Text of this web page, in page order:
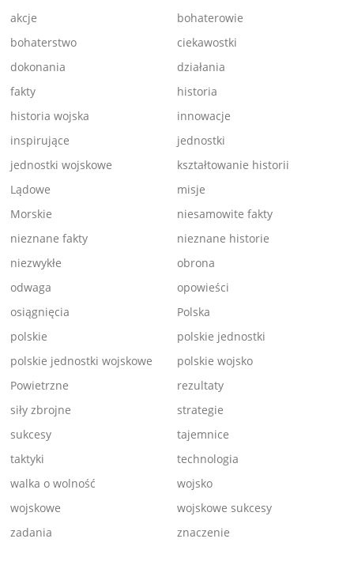
akcje
bohaterowie
bohaterstwo
ciekawostki
dokonania
działania
fakty
historia
historia wojska
innowacje
inspirujące
jednostki
jednostki wojskowe
kształtowanie historii
Lądowe
misje
Morskie
niesamowite fakty
nieznane fakty
nieznane historie
niezwykłe
obrona
odwaga
opowieści
osiągnięcia
Polska
polskie
polskie jednostki
polskie jednostki wojskowe
polskie wojsko
Powietrzne
rezultaty
siły zbrojne
strategie
sukcesy
tajemnice
taktyki
technologia
walka o wolność
wojsko
wojskowe
wojskowe sukcesy
zadania
znaczenie